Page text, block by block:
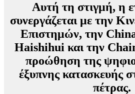
Αυτή τη στιγμή, η
συνεργάζεται με την
Επιστημών, την
Haishihui και την
προώθηση της
έξυπνης κατασκευής
πέτρας.